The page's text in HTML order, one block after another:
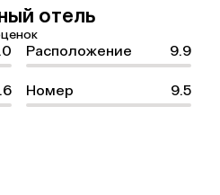
отель
Расположение 9.9
Номер 9.5